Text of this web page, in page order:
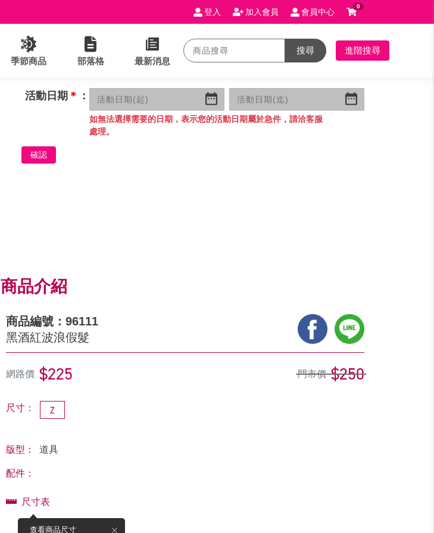
登入 加入會員 會員中心
0
季節商品 部落格 最新消息
搜尋 進階搜尋
活動日期 ＊ ：
如無法選擇需要的日期，表示您的活動日期屬於急件，請洽客服
處理。
確認
商品介紹
商品編號：96111
黑酒紅波浪假髮
網路價 $225 門市價 $250
尺寸： Z
版型： 道具
配件：
尺寸表
查看商品尺寸